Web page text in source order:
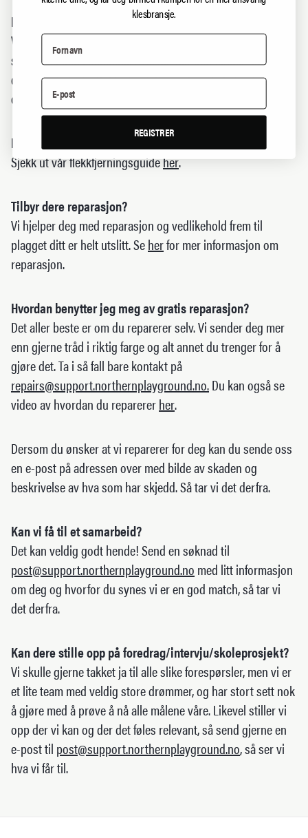
Har dere mottatt returen min?
Vanligvis tar det ca. 14 dager fra du har sendt returen til vi
sitter med den i hendene. Hvis det har gått lenger tid enn
dette og du fortsatt ikke har fått svar kan du ta kontakt med
oss på
post@support.northernplayground.no
Hvordan får jeg bort flekker fra klærne?
Sjekk ut vår flekkfjerningsguideher.
Tilbyr dere reparasjon?
Vi hjelper deg med reparasjon og vedlikehold frem til
plagget ditt er helt utslitt. Seherfor mer informasjon om
reparasjon.
Hvordan benytter jeg meg av gratis reparasjon?
Det aller beste er om du reparerer selv. Vi sender deg mer
enn gjerne tråd i riktig farge og alt annet du trenger for å
gjøre det. Ta i så fall bare kontakt på
repairs@support.northernplayground.no.Du kan også se
video av hvordan du reparererher.
Dersom du ønsker at vi reparerer for deg kan du sende oss
en e-post på adressen over med bilde av skaden og
beskrivelse av hva som har skjedd. Så tar vi det derfra.
Kan vi få til et samarbeid?
Det kan veldig godt hende! Send en søknad til
post@support.northernplayground.no med litt informasjon
om deg og hvorfor du synes vi er en god match, så tar vi
det derfra.
Kan dere stille opp på foredrag/intervju/skoleprosjekt?
Vi skulle gjerne takket ja til alle slike forespørsler, men vi er
et lite team med veldig store drømmer, og har stort sett nok
å gjøre med å prøve å nå alle målene våre. Likevel stiller vi
opp der vi kan og der det føles relevant, så send gjerne en
e-post til post@support.northernplayground.no, så ser vi
hva vi får til.
klesbransje.
REGISTRER